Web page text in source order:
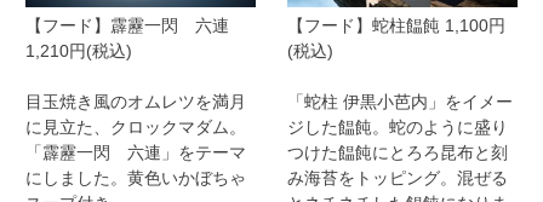
【フード】霹靂一閃 六連
1,210円(税込)
目玉焼き風のオムレツを満月
に見立た、クロックマダム。
「霹靂一閃 六連」をテーマ
にしました。黄色いかぼちゃ
【フード】蛇柱饂飩 1,100円
(税込)
「蛇柱 伊黒小芭内」をイメー
ジした饂飩。蛇のように盛り
つけた饂飩にとろろ昆布と刻
み海苔をトッピング。混ぜる